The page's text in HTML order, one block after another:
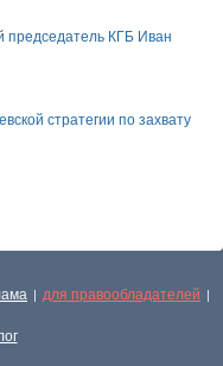
председатель КГБ Иван
стратегии по захвату
| для правообладателей |